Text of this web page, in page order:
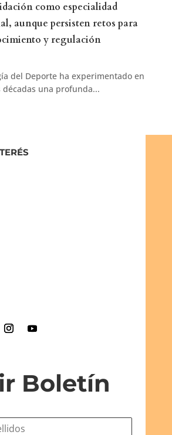
como especialidad
aunque persisten retos para
y regulación
del Deporte ha experimentado en
décadas una profunda...
Boletín